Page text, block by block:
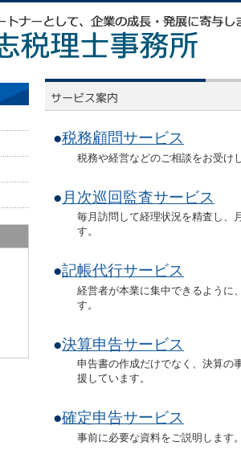
●税務顧問サービス
税務や経営などのご相談をお受け
● 月次巡回監査サービス
毎月訪問して経理状況を精査し、
す。
●記帳代行サービス
経営者が本業に集中できるように
す。
●決算申告サービス
申告書の作成だけでなく、決算の
援しています。
●確定申告サービス
事前に必要な資料をご説明します